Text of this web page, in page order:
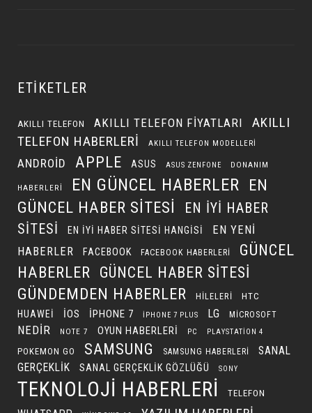
ETIKETLER
AKILLI TELEFON AKILLI TELEFON FIYATLARI
AKILLI
TELEFON HABERLERI
AKILLI TELEFON MODELLERI
ANDROID APPLE ASUS ASUS ZENFONE DONANIM
HABERLERI EN GÜNCEL HABERLER EN
GÜNCEL HABER SITESI
EN IYI HABER
SITESI
EN IYI HABER SITESI HANGISI
EN YENI
HABERLER
FACEBOOK FACEBOOK HABERLERI
GÜNCEL
HABERLER
GÜNCEL HABER SITESI
GÜNDEMDEN HABERLER HILELERI HTC
HUAWEI IOS IPHONE 7 IPHONE 7 PLUS LG MICROSOFT
NEDIR NOTE 7 OYUN HABERLERI PC PLAYSTATION 4
POKEMON GO SAMSUNG SAMSUNG HABERLERI
SANAL
GERÇEKLIK
SANAL GERÇEKLIK GÖZLÜĞÜ SONY
TEKNOLOJI HABERLERI TELEFON